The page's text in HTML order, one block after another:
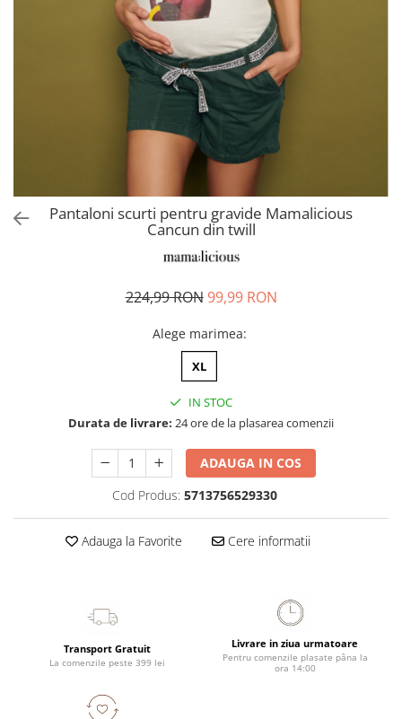
Pantaloni scurți pentru gravide
Sutiene / Bustiere / Maiouri
Pantaloni scurti pentru gravide Mamalicious
Cancun din twill
224,99 RON 99,99 RON
Alege marimea:
XL
IN STOC
Durata de livrare: 24 ore de la plasarea comenzii
ADAUGA IN COS
Cod Produs: 5713756529330
Adauga la Favorite Cere informatii
Transport Gratuit
La comenzile peste 399 lei
Livrare in ziua urmatoare
Pentru comenzile plasate pâna la
ora 14:00